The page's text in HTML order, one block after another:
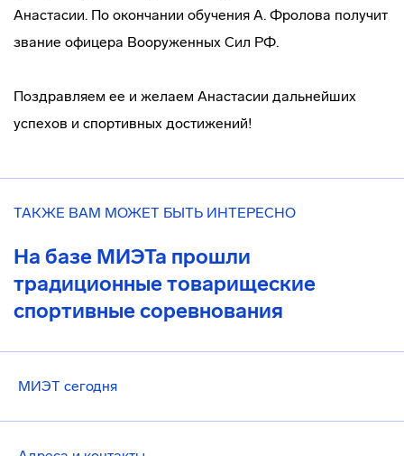
Анастасии. По окончании обучения А. Фролова получит
звание офицера Вооруженных Сил РФ.
Поздравляем ее и желаем Анастасии дальнейших
успехов и спортивных достижений!
ТАКЖЕ ВАМ МОЖЕТ БЫТЬ ИНТЕРЕСНО
На базе МИЭТа прошли
традиционные товарищеские
спортивные соревнования
МИЭТ сегодня